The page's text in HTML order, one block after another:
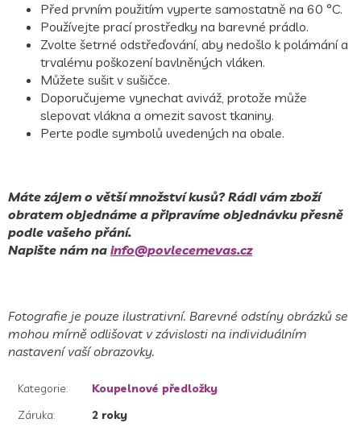
Před prvním použitím vyperte samostatně na 60 °C.
Používejte prací prostředky na barevné prádlo.
Zvolte šetrné odstřeďování, aby nedošlo k polámání a
trvalému poškození bavlněných vláken.
Můžete sušit v sušičce.
Doporučujeme vynechat aviváž, protože může
slepovat vlákna a omezit savost tkaniny.
Perte podle symbolů uvedených na obale.
Máte zájem o větší množství kusů? Rádi vám zboží
obratem objednáme a připravíme objednávku přesně
podle vašeho přání.
Napište nám na info@povlecemevas.cz
Fotografie je pouze ilustrativní. Barevné odstíny obrázků se
mohou mírně odlišovat v závislosti na individuálním
nastavení vaší obrazovky.
Kategorie:
Koupelnové předložky
Záruka:
2 roky